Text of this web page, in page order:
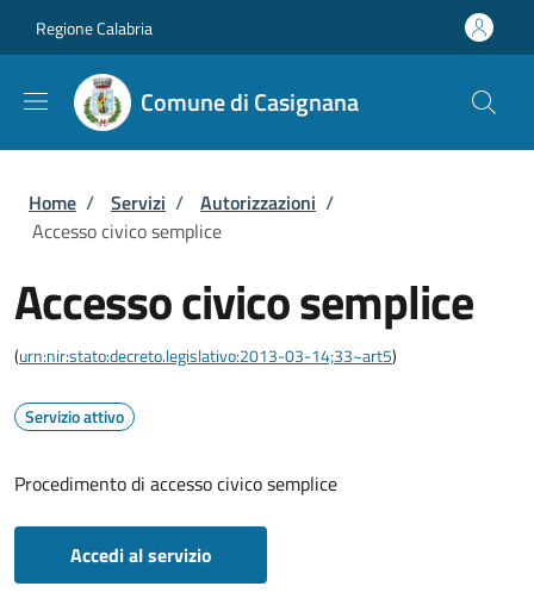
Regione Calabria
Comune di Casignana
Briciole di pane
Home / Servizi / Autorizzazioni /
Accesso civico semplice
Accesso civico semplice
(urn:nir:stato:decreto.legislativo:2013-03-14;33~art5)
Servizio attivo
Procedimento di accesso civico semplice
Accedi al servizio